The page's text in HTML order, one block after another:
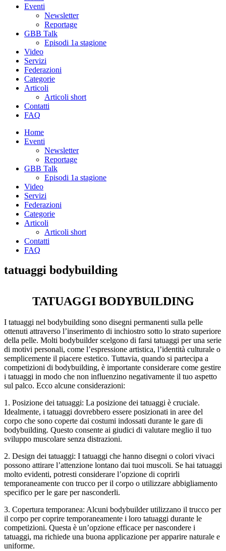
Eventi
Newsletter
Reportage
GBB Talk
Episodi 1a stagione
Video
Servizi
Federazioni
Categorie
Articoli
Articoli short
Contatti
FAQ
Home
Eventi
Newsletter
Reportage
GBB Talk
Episodi 1a stagione
Video
Servizi
Federazioni
Categorie
Articoli
Articoli short
Contatti
FAQ
tatuaggi bodybuilding
TATUAGGI BODYBUILDING
I tatuaggi nel bodybuilding sono disegni permanenti sulla pelle
ottenuti attraverso l’inserimento di inchiostro sotto lo strato superiore
della pelle. Molti bodybuilder scelgono di farsi tatuaggi per una serie
di motivi personali, come l’espressione artistica, l’identità culturale o
semplicemente il piacere estetico. Tuttavia, quando si partecipa a
competizioni di bodybuilding, è importante considerare come gestire
i tatuaggi in modo che non influenzino negativamente il tuo aspetto
sul palco. Ecco alcune considerazioni:
1. Posizione dei tatuaggi: La posizione dei tatuaggi è cruciale.
Idealmente, i tatuaggi dovrebbero essere posizionati in aree del
corpo che sono coperte dai costumi indossati durante le gare di
bodybuilding. Questo consente ai giudici di valutare meglio il tuo
sviluppo muscolare senza distrazioni.
2. Design dei tatuaggi: I tatuaggi che hanno disegni o colori vivaci
possono attirare l’attenzione lontano dai tuoi muscoli. Se hai tatuaggi
molto evidenti, potresti considerare l’opzione di coprirli
temporaneamente con trucco per il corpo o utilizzare abbigliamento
specifico per le gare per nasconderli.
3. Copertura temporanea: Alcuni bodybuilder utilizzano il trucco per
il corpo per coprire temporaneamente i loro tatuaggi durante le
competizioni. Questa è un’opzione efficace per nascondere i
tatuaggi, ma richiede una buona applicazione per apparire naturale e
uniforme.